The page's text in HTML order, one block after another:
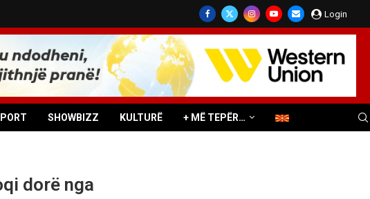
Login
SHOWBIZZ KULTURË + MË TEPËR…
dorë nga